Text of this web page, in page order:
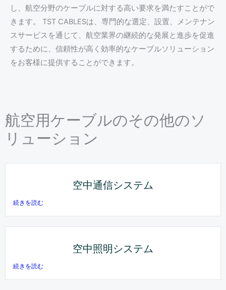
し、航空分野のケーブルに対する高い要求を満たすことがで
きます。 TST CABLESは、専門的な選定、設置、メンテナン
スサービスを通じて、航空業界の継続的な発展と進歩を促進
するために、信頼性が高く効率的なケーブルソリューション
をお客様に提供することができます。
航空用ケーブルのその他のソ
リューション
空中通信システム
続きを読む
空中照明システム
続きを読む